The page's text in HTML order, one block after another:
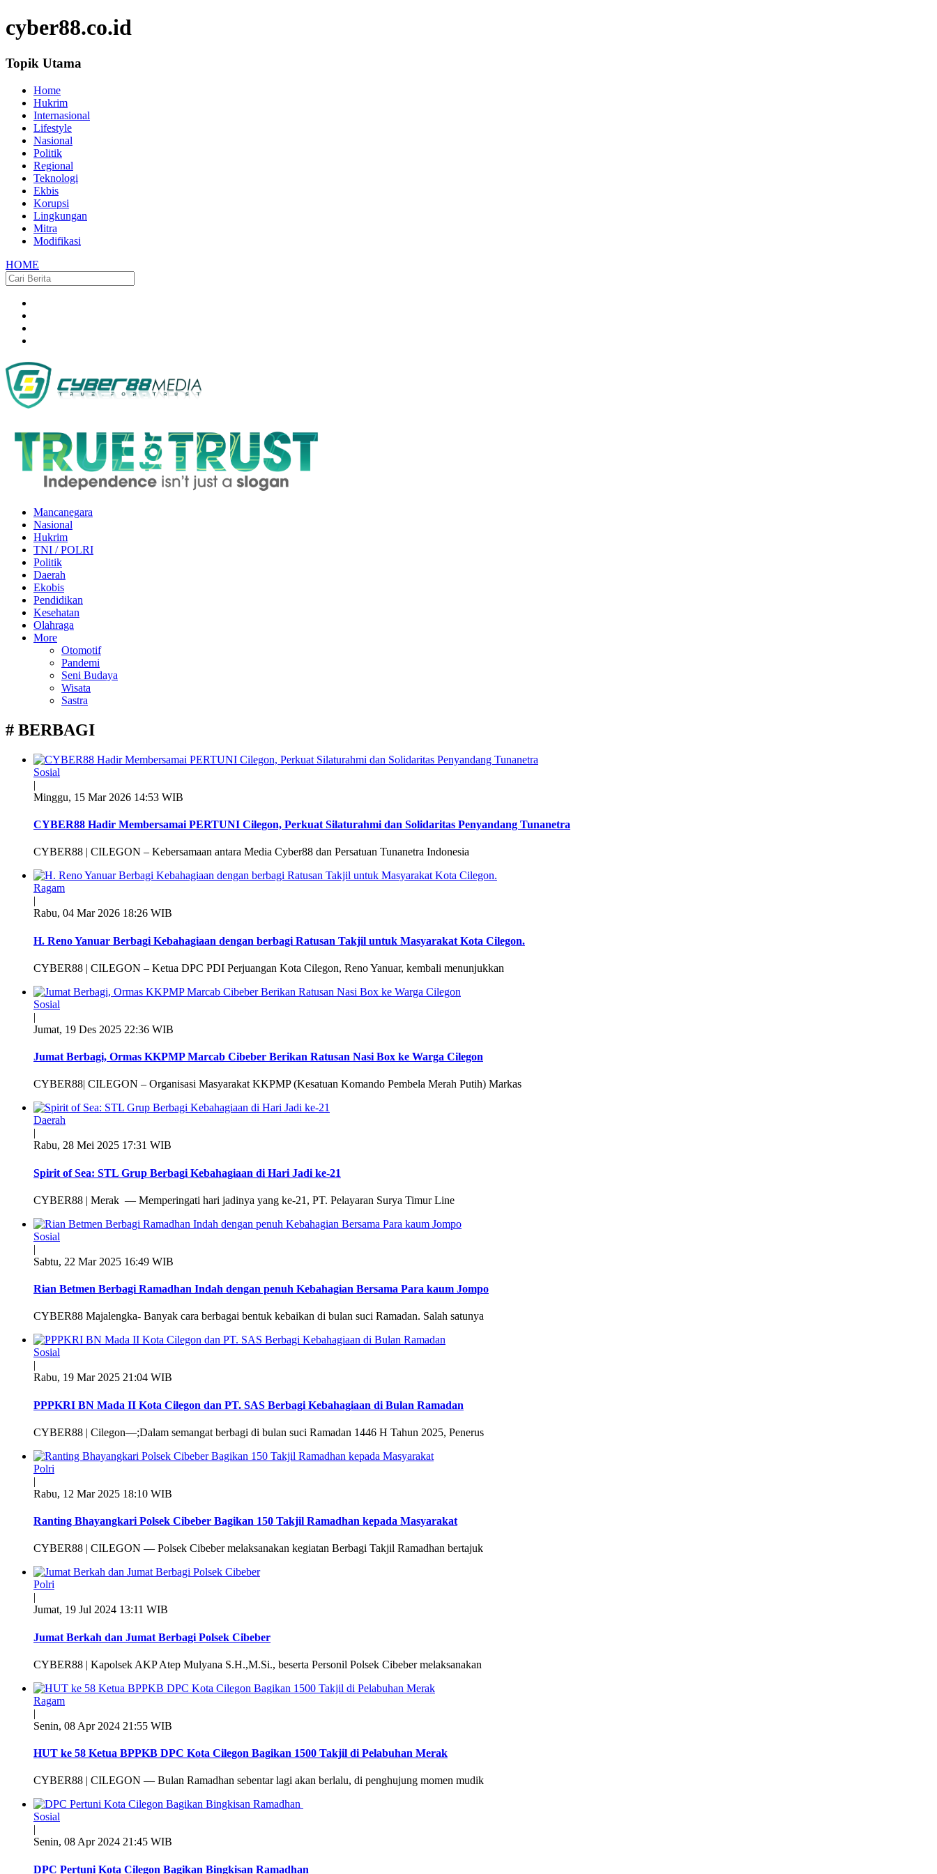
cyber88.co.id
Topik Utama
Home
Hukrim
Internasional
Lifestyle
Nasional
Politik
Regional
Teknologi
Ekbis
Korupsi
Lingkungan
Mitra
Modifikasi
HOME
Mancanegara
Nasional
Hukrim
TNI / POLRI
Politik
Daerah
Ekobis
Pendidikan
Kesehatan
Olahraga
More
Otomotif
Pandemi
Seni Budaya
Wisata
Sastra
# BERBAGI
Sosial
|
Minggu, 15 Mar 2026 14:53 WIB
CYBER88 Hadir Membersamai PERTUNI Cilegon, Perkuat Silaturahmi dan Solidaritas Penyandang Tunanetra
CYBER88 | CILEGON – Kebersamaan antara Media Cyber88 dan Persatuan Tunanetra Indonesia
Ragam
|
Rabu, 04 Mar 2026 18:26 WIB
H. Reno Yanuar Berbagi Kebahagiaan dengan berbagi Ratusan Takjil untuk Masyarakat Kota Cilegon.
CYBER88 | CILEGON – Ketua DPC PDI Perjuangan Kota Cilegon, Reno Yanuar, kembali menunjukkan
Sosial
|
Jumat, 19 Des 2025 22:36 WIB
Jumat Berbagi, Ormas KKPMP Marcab Cibeber Berikan Ratusan Nasi Box ke Warga Cilegon
CYBER88| CILEGON – Organisasi Masyarakat KKPMP (Kesatuan Komando Pembela Merah Putih) Markas
Daerah
|
Rabu, 28 Mei 2025 17:31 WIB
Spirit of Sea: STL Grup Berbagi Kebahagiaan di Hari Jadi ke-21
CYBER88 | Merak — Memperingati hari jadinya yang ke-21, PT. Pelayaran Surya Timur Line
Sosial
|
Sabtu, 22 Mar 2025 16:49 WIB
Rian Betmen Berbagi Ramadhan Indah dengan penuh Kebahagian Bersama Para kaum Jompo
CYBER88 Majalengka- Banyak cara berbagai bentuk kebaikan di bulan suci Ramadan. Salah satunya
Sosial
|
Rabu, 19 Mar 2025 21:04 WIB
PPPKRI BN Mada II Kota Cilegon dan PT. SAS Berbagi Kebahagiaan di Bulan Ramadan
CYBER88 | Cilegon—;Dalam semangat berbagi di bulan suci Ramadan 1446 H Tahun 2025, Penerus
Polri
|
Rabu, 12 Mar 2025 18:10 WIB
Ranting Bhayangkari Polsek Cibeber Bagikan 150 Takjil Ramadhan kepada Masyarakat
CYBER88 | CILEGON — Polsek Cibeber melaksanakan kegiatan Berbagi Takjil Ramadhan bertajuk
Polri
|
Jumat, 19 Jul 2024 13:11 WIB
Jumat Berkah dan Jumat Berbagi Polsek Cibeber
CYBER88 | Kapolsek AKP Atep Mulyana S.H.,M.Si., beserta Personil Polsek Cibeber melaksanakan
Ragam
|
Senin, 08 Apr 2024 21:55 WIB
HUT ke 58 Ketua BPPKB DPC Kota Cilegon Bagikan 1500 Takjil di Pelabuhan Merak
CYBER88 | CILEGON — Bulan Ramadhan sebentar lagi akan berlalu, di penghujung momen mudik
Sosial
Senin, 08 Apr 2024 21:45 WIB
DPC Pertuni Kota Cilegon Bagikan Bingkisan Ramadhan